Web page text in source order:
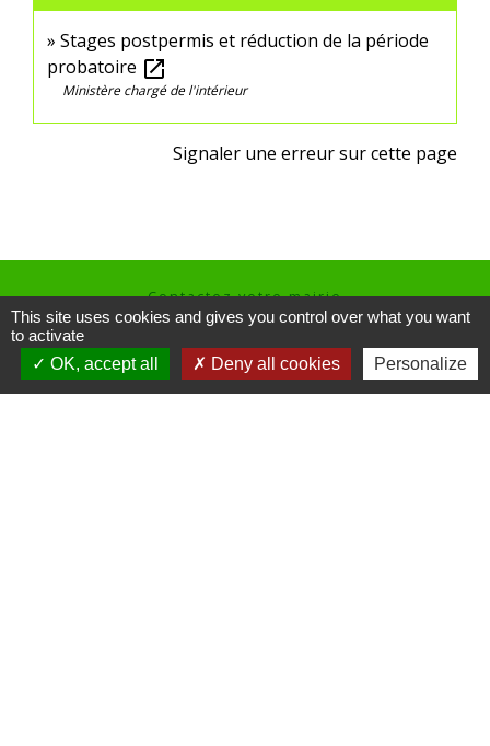
Stages postpermis et réduction de la période
probatoire open_in_new
Ministère chargé de l'intérieur
Signaler une erreur sur cette page
Contactez votre mairie
Commune de Thieux
3 rue des Hayes
60480 Thieux - FRANCE
This site uses cookies and gives you control over what you want
to activate
OK, accept all
Deny all cookies Personalize